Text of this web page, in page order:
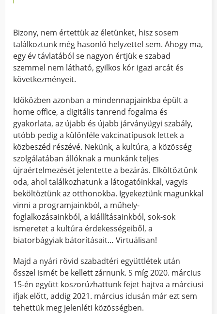
Bizony, nem értettük az életünket, hisz sosem
találkoztunk még hasonló helyzettel sem. Ahogy ma,
egy év távlatából se nagyon értjük e szabad
szemmel nem látható, gyilkos kór igazi arcát és
következményeit.
Időközben azonban a mindennapjainkba épült a
home office, a digitális tanrend fogalma és
gyakorlata, az újabb és újabb járványügyi szabály,
utóbb pedig a különféle vakcinatípusok lettek a
közbeszéd részévé. Nekünk, a kultúra, a közösség
szolgálatában állóknak a munkánk teljes
újraértelmezését jelentette a bezárás. Elköltöztünk
oda, ahol találkozhatunk a látogatóinkkal, vagyis
beköltöztünk az otthonokba. Igyekeztünk magunkkal
vinni a programjainkból, a műhely-
foglalkozásainkból, a kiállításainkból, sok-sok
ismeretet a kultúra érdekességeiből, a
biatorbágyiak bátorításait… Virtuálisan!
Majd a nyári rövid szabadtéri együttlétek után
ősszel ismét be kellett zárnunk. S míg 2020. március
15-én együtt koszorúzhattunk fejet hajtva a márciusi
ifjak előtt, addig 2021. március idusán már ezt sem
tehettük meg jelenléti közösségben.